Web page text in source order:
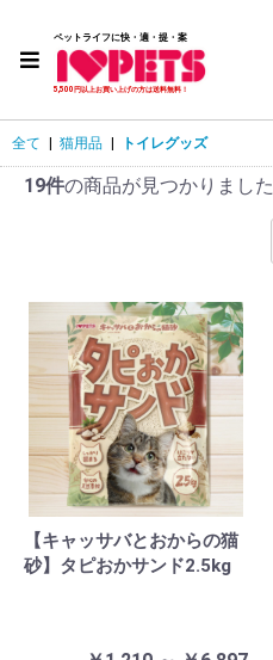
ペットライフに快・適・提・案
全て 猫用品 トイレグッズ
19件の商品が見つかりました
【キャッサバとおからの猫
砂】タピおかサンド2.5kg